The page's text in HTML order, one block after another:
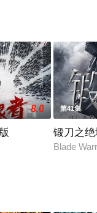
军代表彭涌，同时
8.0 第41集
锻刀之
Blade